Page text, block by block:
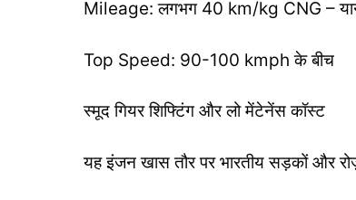
Mileage: लगभग 40 km/kg CNG –
Top Speed: 90-100 kmph के बीच
स्मूद गियर शिफ्टिंग और लो मेंटेनेंस कॉस्ट
यह इंजन खास तौर पर भारतीय सड़कों और